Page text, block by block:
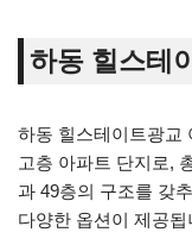
하동 힐스테
하동 힐스테이트광교
고층 아파트 단지로,
과 49층의 구조를 갖
다양한 옵션이 제공됩